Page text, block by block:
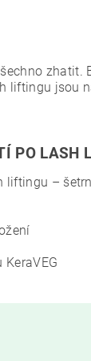
liftingu jsou
PO LASH
–